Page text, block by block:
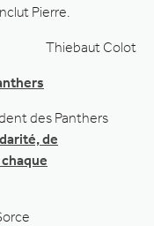
Pierre.
Thiebaut Colot
des Panthers
de